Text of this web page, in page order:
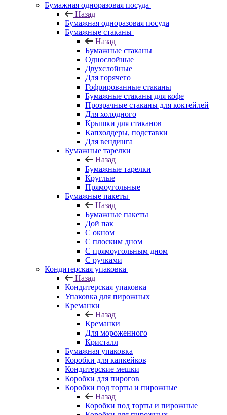
Бумажная одноразовая посуда
Назад
Бумажная одноразовая посуда
Бумажные стаканы
Назад
Бумажные стаканы
Однослойные
Двухслойные
Для горячего
Гофрированные стаканы
Бумажные стаканы для кофе
Прозрачные стаканы для коктейлей
Для холодного
Крышки для стаканов
Капхолдеры, подставки
Для вендинга
Бумажные тарелки
Назад
Бумажные тарелки
Круглые
Прямоугольные
Бумажные пакеты
Назад
Бумажные пакеты
Дой пак
С окном
С плоским дном
С прямоугольным дном
С ручками
Кондитерская упаковка
Назад
Кондитерская упаковка
Упаковка для пирожных
Креманки
Назад
Креманки
Для мороженного
Кристалл
Бумажная упаковка
Коробки для капкейков
Кондитерские мешки
Коробки для пирогов
Коробки под торты и пирожные
Назад
Коробки под торты и пирожные